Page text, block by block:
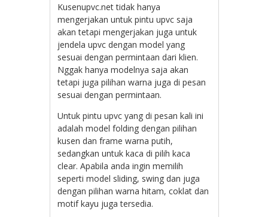
Kusenupvc.net tidak hanya
mengerjakan untuk pintu upvc saja
akan tetapi mengerjakan juga untuk
jendela upvc dengan model yang
sesuai dengan permintaan dari klien.
Nggak hanya modelnya saja akan
tetapi juga pilihan warna juga di pesan
sesuai dengan permintaan.
Untuk pintu upvc yang di pesan kali ini
adalah model folding dengan pilihan
kusen dan frame warna putih,
sedangkan untuk kaca di pilih kaca
clear. Apabila anda ingin memilih
seperti model sliding, swing dan juga
dengan pilihan warna hitam, coklat dan
motif kayu juga tersedia.